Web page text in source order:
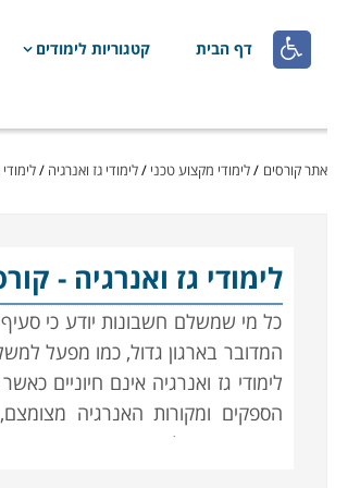
 דף הבית קטגוריות לימודים
אתר קורסים /לימודי מקצוע טכני /לימודי גז ואנרגיה /
לימודי גז ואנרגיה-
כל מי שמשלם חשבונות יודע כי
המדובר בארגון גדול, כמו מפעל
לימודי גז ואנרגיה אינם חיוניים
הספקים ומקורות האנרגיה
והפתרונות הלוגיסטיים אינם